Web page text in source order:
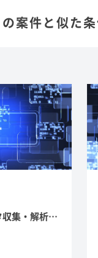
案件と似た
公的期間向けデータ収集・解析システムテストフェーズ（C＋＋サーバー側処理）
即日
ファ